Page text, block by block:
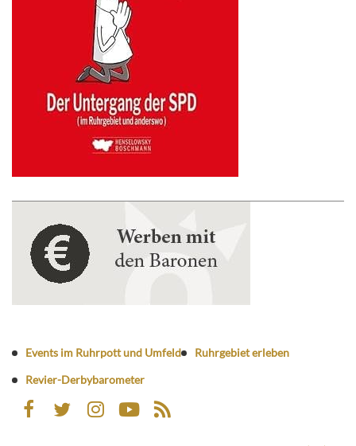
Events im Ruhrpott und Umfeld
Ruhrgebiet erleben
Revier-Derbybarometer